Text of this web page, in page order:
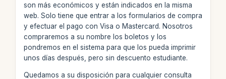
son más económicos y están indicados en la misma
web. Solo tiene que entrar a los formularios de compra
y efectuar el pago con Visa o Mastercard. Nosotros
compraremos a su nombre los boletos y los
pondremos en el sistema para que los pueda imprimir
unos días después, pero sin descuento estudiante.
Quedamos a su disposición para cualquier consulta